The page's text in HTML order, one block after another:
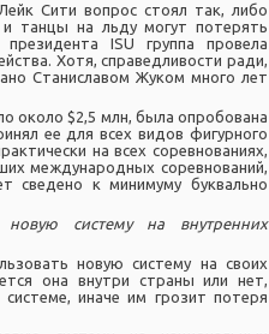
Сити вопрос стоял так, либо
и танцы на льду могут потерять
ISU группа провела
Хотя, справедливости ради,
Станиславом Жуком много лет
около $2,5 млн, была опробована
ее для всех видов фигурного
на всех соревнованиях,
международных соревнований,
сведено к минимуму буквально
систему на внутренних
новую систему на своих
она внутри страны или нет,
иначе им грозит потеря